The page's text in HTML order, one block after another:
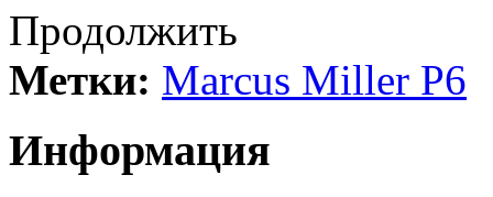
Продолжить
Метки: Marcus Miller P6
Информация